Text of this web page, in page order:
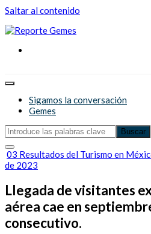
Saltar al contenido
Reporte Gemes
Sigamos la conversación
Gemes
03 Resultados del Turismo en
de 2023
Llegada de visitantes
aérea cae en
consecutivo.